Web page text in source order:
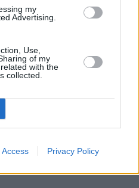
my
Advertising.
Use,
of my
with the
collected.
Access Privacy Policy
di accompagnamento per
progetti di filiera nei settori di
coinvolgendo le nostre
irrobustire le filiere nazionali ed
internazionale e la crescita
presenza a Bruxelles;
del turismo anche attraverso
e destagionalizzata;
per snellire procedure,